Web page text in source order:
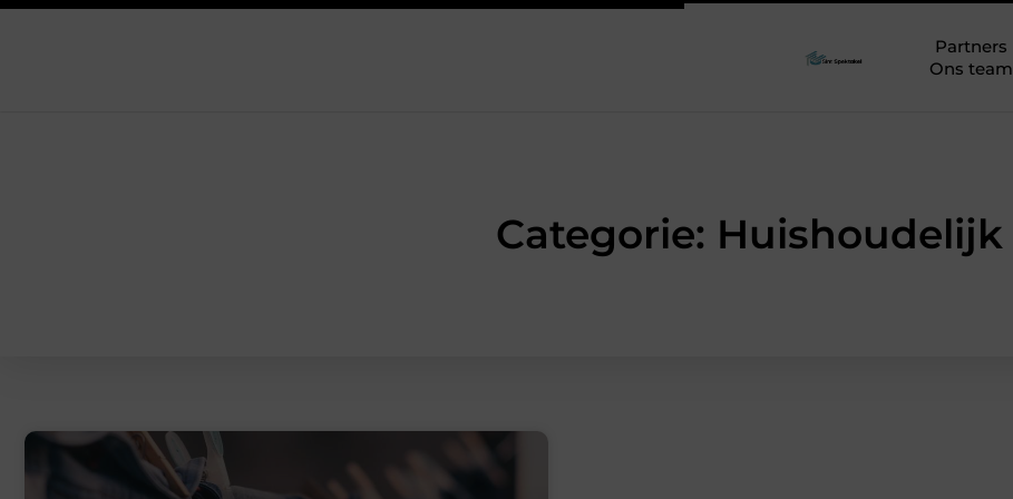
Partners
Ons team
Categorie: Huishoudelijk